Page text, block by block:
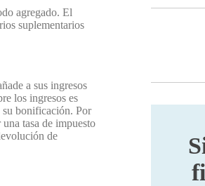
agregado. El
suplementarios
a sus ingresos
los ingresos es
su bonificación. Por
tasa de impuesto
de